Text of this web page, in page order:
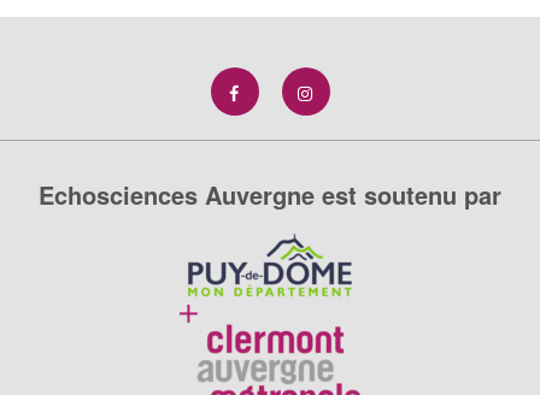
Echosciences Auvergne est soutenu par